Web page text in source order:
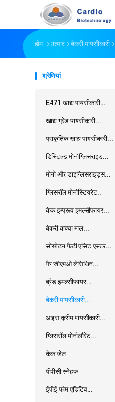
होम उत्पाद बेकरी पायसीकारी
श्रेणियां
E471 खाद्य पायसीकारी...
खाद्य ग्रेड पायसीकारी...
प्राकृतिक खाद्य पायसीकारी...
डिस्टिल्ड मोनोग्लिसराइड...
मोनो और डाइग्लिसराइड्स...
ग्लिसरॉल मोनोस्टियरेट...
केक इम्प्रूव इमल्सीफायर...
बेकरी कच्चा माल...
सोरबेटन फैटी एसिड एस्टर...
गैर जीएमओ लेसिथिन...
ब्रेड इमल्सीफायर...
बेकरी पायसीकारी...
आइस क्रीम पायसीकारी...
ग्लिसरॉल मोनोलौरेट...
केक जेल
पीवीसी स्नेहक
ईपीई फोम एडिटिव...